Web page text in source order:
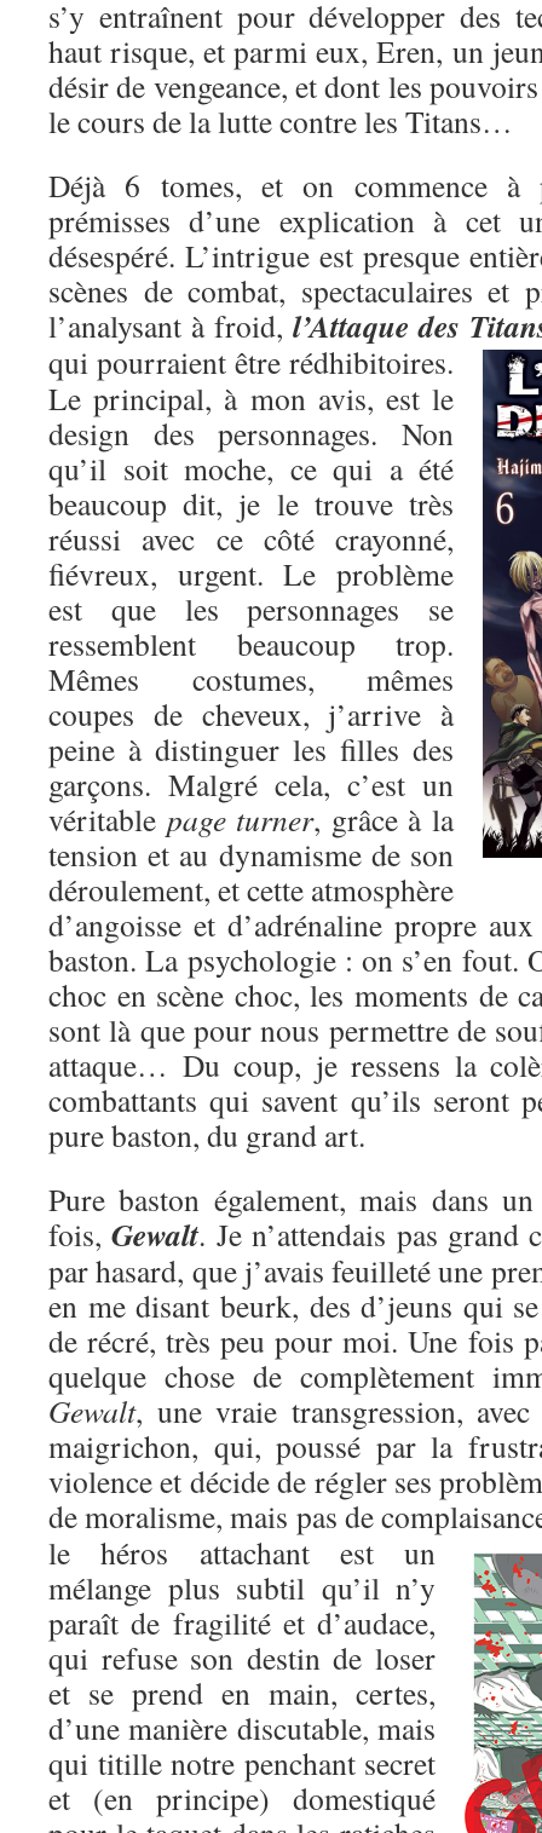
s’y entraînent pour développer des
haut risque, et parmi eux, Eren, un
désir de vengeance, et dont les
le cours de la lutte contre les Titans…
Déjà 6 tomes, et on commence à
prémisses d’une explication à cet
désespéré. L’intrigue est presque
scènes de combat, spectaculaires et
l’analysant à froid, l’Attaque des
qui pourraient être rédhibitoires.
Le principal, à mon avis, est le
design des personnages. Non
qu’il soit moche, ce qui a été
beaucoup dit, je le trouve très
réussi avec ce côté crayonné,
fiévreux, urgent. Le problème
est que les personnages se
ressemblent beaucoup trop.
Mêmes costumes, mêmes
coupes de cheveux, j’arrive à
peine à distinguer les filles des
garçons. Malgré cela, c’est un
véritable page turner, grâce à la
tension et au dynamisme de son
déroulement, et cette atmosphère
d’angoisse et d’adrénaline propre
baston. La psychologie : on s’en fout.
choc en scène choc, les moments de
sont là que pour nous permettre de
attaque… Du coup, je ressens la
combattants qui savent qu’ils seront
pure baston, du grand art.
Pure baston également, mais dans
fois,Gewalt. Je n’attendais pas grand
par hasard, que j’avais feuilleté une
en me disant beurk, des d’jeuns qui
de récré, très peu pour moi. Une fois
quelque chose de complètement
Gewalt, une vraie transgression,
maigrichon, qui, poussé par la
violence et décide de régler ses
de moralisme, mais pas de
le héros attachant est un
mélange plus subtil qu’il n’y
paraît de fragilité et d’audace,
qui refuse son destin de loser
et se prend en main, certes,
d’une manière discutable, mais
qui titille notre penchant secret
et (en principe) domestiqué